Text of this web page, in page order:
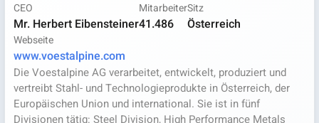
CEO
Mr. Herbert Eibensteiner
Mitarbeiter
41.486
Sitz
Österreich
Webseite
www.voestalpine.com
Die Voestalpine AG verarbeitet, entwickelt, produziert und
vertreibt Stahl- und Technologieprodukte in Österreich, der
Europäischen Union und international. Sie ist in fünf
Divisionen tätig: Steel Division, High Performance Metals